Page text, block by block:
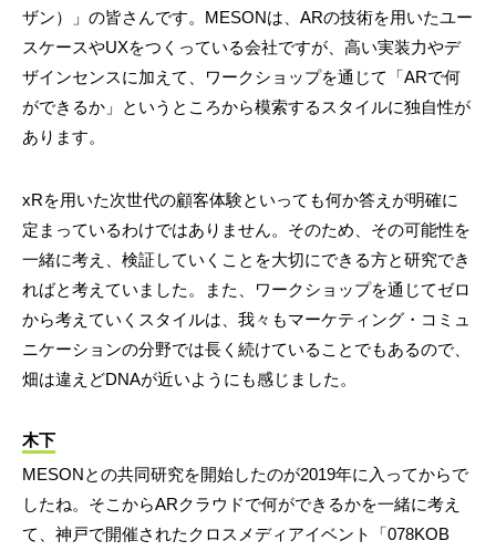
ザン）」の皆さんです。MESONは、ARの技術を用いたユー
スケースやUXをつくっている会社ですが、高い実装力やデ
ザインセンスに加えて、ワークショップを通じて「ARで何
ができるか」というところから模索するスタイルに独自性が
あります。
xRを用いた次世代の顧客体験といっても何か答えが明確に
定まっているわけではありません。そのため、その可能性を
一緒に考え、検証していくことを大切にできる方と研究でき
ればと考えていました。また、ワークショップを通じてゼロ
から考えていくスタイルは、我々もマーケティング・コミュ
ニケーションの分野では長く続けていることでもあるので、
畑は違えどDNAが近いようにも感じました。
木下
MESONとの共同研究を開始したのが2019年に入ってからで
したね。そこからARクラウドで何ができるかを一緒に考え
て、神戸で開催されたクロスメディアイベント「078KOB